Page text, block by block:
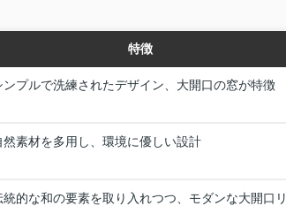
特徴
ンプルで洗練されたデザイン、大開口の窓が特徴
然素材を多用し、環境に優しい設計
統的な和の要素を取り入れつつ、モダンな大開口リ